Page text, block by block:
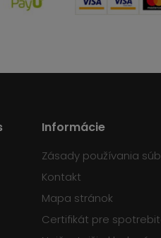
Informácie
Zásady používania
Kontakt
Mapa stránok
Certifikát pre